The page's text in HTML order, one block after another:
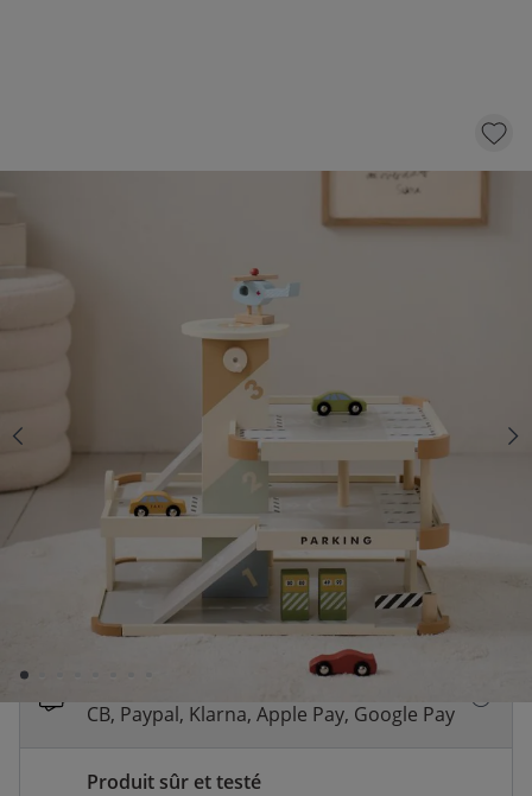
44,95
AJOUTER AU PANIER
Livraison rapide
En stock | Livraison rapide (2 à 5 jours
ouvrés)
Paiement sécurisé et flexible
CB, Paypal, Klarna, Apple Pay, Google Pay
Produit sûr et testé